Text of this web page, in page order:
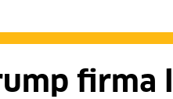
firma